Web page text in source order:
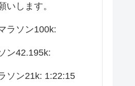
いします。
ラソン100k:
ン42.195k:
ソン21k: 1:22:15